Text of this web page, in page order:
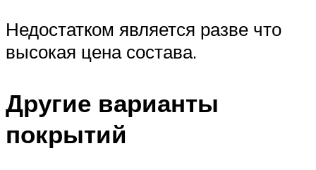
Недостатком является разве что
высокая цена состава.
Другие варианты
покрытий